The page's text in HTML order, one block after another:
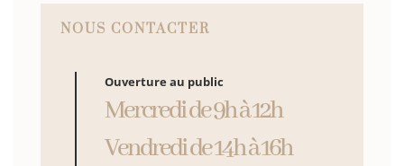
NOUS CONTACTER
Ouverture au public
Mercredi de 9h à 12h
Vendredi de 14h à 16h